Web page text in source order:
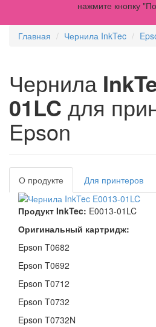
нажмите кнопку
Главная Чернила InkTec
Чернила
01LC для
Epson
О продукте Для принтеров
Продукт InkTec: E0013-01LC
Оригинальный картридж:
Epson T0682
Epson T0692
Epson T0712
Epson T0732
Epson T0732N